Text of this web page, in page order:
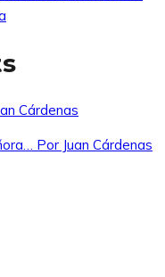
Cárdenas
Por Juan Cárdenas